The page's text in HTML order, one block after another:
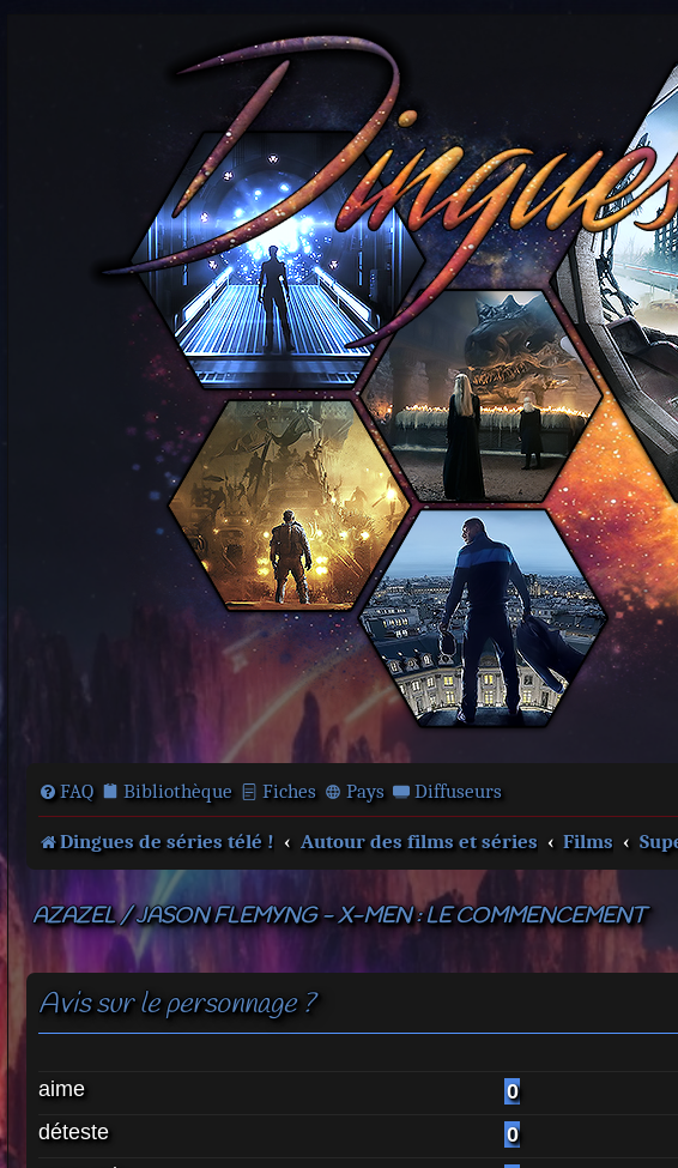
FAQ Bibliothèque Fiches Pays Diffuseurs
Dingues de séries télé ! Autour des films et séries Films
AZAZEL / JASON FLEMYNG - X-MEN : LE COMMENCEMENT
Avis sur le personnage ?
aime 0
déteste
0